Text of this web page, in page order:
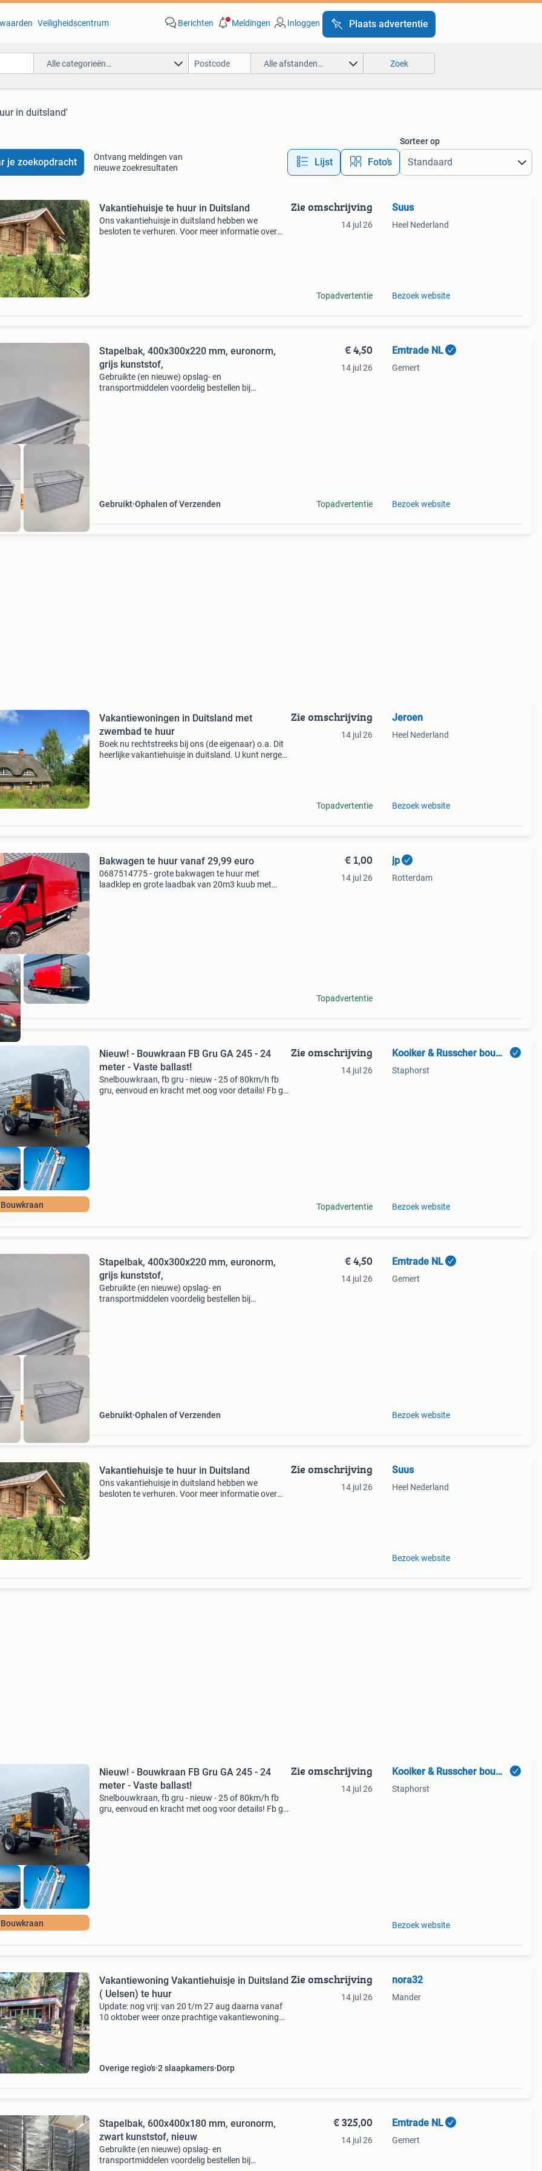
Veiligheidscentrum Berichten Meldingen Inloggen Plaats advertentie
Alle categorieën… Alle afstanden… Zoek
in duitsland'
je zoekopdracht
Ontvang meldingen van
nieuwe zoekresultaten
Lijst Foto’s
Sorteer op
Vakantiehuisje te huur in Duitsland
Ons vakantiehuisje in duitsland hebben we
besloten te verhuren. Voor meer informatie over
Zie omschrijving
14 jul 26
Topadvertentie
Suus
Heel Nederland
Bezoek website
m2 voorraad
Stapelbak, 400x300x220 mm, euronorm,
grijs kunststof,
Gebruikte (en nieuwe) opslag- en
transportmiddelen voordelig bestellen bij
Gebruikt Ophalen of Verzenden
€ 4,50
14 jul 26
Topadvertentie
Emtrade NL
Gemert
Bezoek website
Vakantiewoningen in Duitsland met
zwembad te huur
Boek nu rechtstreeks bij ons (de eigenaar) o.a. Dit
heerlijke vakantiehuisje in duitsland. U kunt nergens
Zie omschrijving
14 jul 26
Topadvertentie
Jeroen
Heel Nederland
Bezoek website
Bakwagen te huur vanaf 29,99 euro
0687514775 - grote bakwagen te huur met
laadklep en grote laadbak van 20m3 kuub met
€ 1,00
14 jul 26
Topadvertentie
jp
Rotterdam
Bouwkraan
Nieuw! - Bouwkraan FB Gru GA 245 - 24
meter - Vaste ballast!
Snelbouwkraan, fb gru - nieuw - 25 of 80km/h fb
gru, eenvoud en kracht met oog voor details! Fb gru
Zie omschrijving
14 jul 26
Topadvertentie
Kooiker & Russcher bouwkranen
Staphorst
Bezoek website
m2 voorraad
Stapelbak, 400x300x220 mm, euronorm,
grijs kunststof,
Gebruikte (en nieuwe) opslag- en
transportmiddelen voordelig bestellen bij
Gebruikt Ophalen of Verzenden
€ 4,50
14 jul 26
Emtrade NL
Gemert
Bezoek website
Vakantiehuisje te huur in Duitsland
Ons vakantiehuisje in duitsland hebben we
besloten te verhuren. Voor meer informatie over
Zie omschrijving
14 jul 26
Suus
Heel Nederland
Bezoek website
Bouwkraan
Nieuw! - Bouwkraan FB Gru GA 245 - 24
meter - Vaste ballast!
Snelbouwkraan, fb gru - nieuw - 25 of 80km/h fb
gru, eenvoud en kracht met oog voor details! Fb gru
Zie omschrijving
14 jul 26
Kooiker & Russcher bouwkranen
Staphorst
Bezoek website
Vakantiewoning Vakantiehuisje in Duitsland
( Uelsen) te huur
Update: nog vrij: van 20 t/m 27 aug daarna vanaf
10 oktober weer onze prachtige vakantiewoning
Overige regio's 2 slaapkamers Dorp
Zie omschrijving
14 jul 26
nora32
Mander
Stapelbak, 600x400x180 mm, euronorm,
zwart kunststof, nieuw
Gebruikte (en nieuwe) opslag- en
transportmiddelen voordelig bestellen bij
€ 325,00
14 jul 26
Emtrade NL
Gemert